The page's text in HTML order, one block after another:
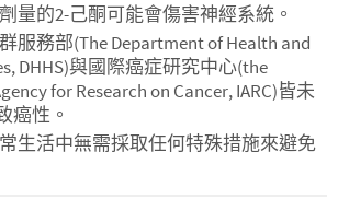
量的2-己酮可能會傷害神經系統。
服務部(The Department of Health and
DHHS)與國際癌症研究中心(the
for Research on Cancer, IARC)皆未
癌性。
生活中無需採取任何特殊措施來避免